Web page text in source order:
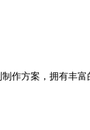
作方案，拥有丰富